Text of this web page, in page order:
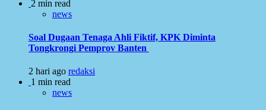
2 min read
news
Soal Dugaan Tenaga Ahli Fiktif, KPK Diminta
Tongkrongi Pemprov Banten
2 hari ago redaksi
1 min read
news